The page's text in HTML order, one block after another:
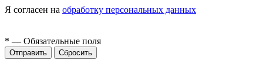
Я согласен на обработку персональных данных
* — Обязательные поля
Сбросить